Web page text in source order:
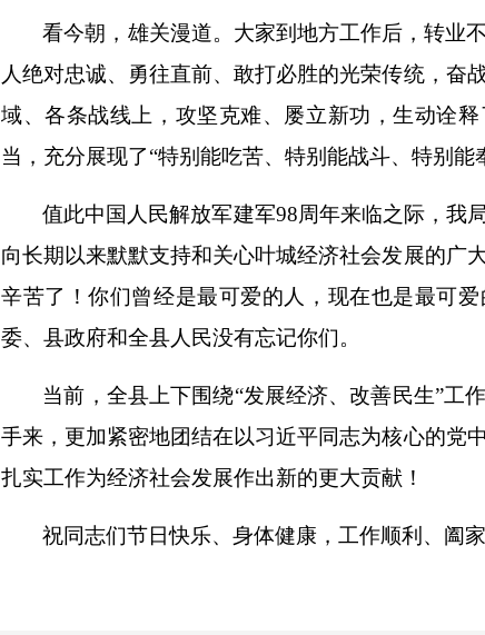
看今朝，雄关漫道。大家到地方工作后，转业
人绝对忠诚、勇往直前、敢打必胜的光荣传统，奋
域、各条战线上，攻坚克难、屡立新功，生动诠
当，充分展现了“特别能吃苦、特别能战斗、特别能
值此中国人民解放军建军98周年来临之际，我
向长期以来默默支持和关心叶城经济社会发展的广
辛苦了！你们曾经是最可爱的人，现在也是最可
委、县政府和全县人民没有忘记你们。
当前，全县上下围绕“发展经济、改善民生”工
手来，更加紧密地团结在以习近平同志为核心的党
扎实工作为经济社会发展作出新的更大贡献！
祝同志们节日快乐、身体健康，工作顺利、阖家